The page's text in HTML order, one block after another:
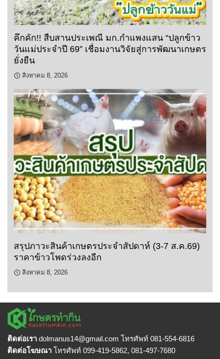
คึกคัก!! สืบสานประเพณี มก.กำแพงแสน “ปลูกข้าว
วันแม่ประจำปี 69” เชื่อมงานวิจัยสู่การพัฒนาเกษตร
ยั่งยืน
สิงหาคม 8, 2026
สรุปภาวะสินค้าเกษตรประจำสัปดาห์ (3-7 ส.ค.69)
ราคาข้าวโพดร่วงลงอีก
สิงหาคม 8, 2026
ติดต่อเรา dolmanus14@gmail.com โทรศัพท์ 081-554-6816
ติดต่อโฆษณา โทรศัพท์ 099-419-5862, 081-497-7680